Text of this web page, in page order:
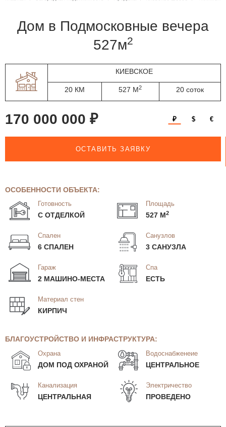
дом в Подмосковные вечера
527м2
КИЕВСКОЕ
20 КМ 527 М2 20 соток
170 000 000 ₽ ₽ $ €
ОСТАВИТЬ ЗАЯВКУ
ОСОБЕННОСТИ ОБЪЕКТА:
Готовность
С ОТДЕЛКОЙ
Площадь
527 М2
Спален
6 СПАЛЕН
Санузлов
3 САНУЗЛА
Гараж
2 МАШИНО-МЕСТА
Спа
ЕСТЬ
Материал стен
КИРПИЧ
БЛАГОУСТРОЙСТВО И ИНФРАСТРУКТУРА:
Охрана
ДОМ ПОД ОХРАНОЙ
Водоснабженеие
ЦЕНТРАЛЬНОЕ
Канализация
ЦЕНТРАЛЬНАЯ
Электричество
ПРОВЕДЕНО